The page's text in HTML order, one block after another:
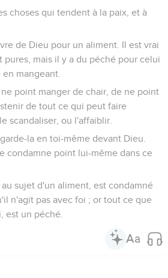
choses qui tendent à la paix, et à
de Dieu pour un aliment. Il est vrai
pures, mais il y a du péché pour celui
mangeant.
point manger de chair, de ne point
de tout ce qui peut faire
scandaliser, ou l'affaiblir.
la en toi-même devant Dieu.
condamne point lui-même dans ce
sujet d'un aliment, est condamné
n'agit pas avec foi ; or tout ce que
est un péché.